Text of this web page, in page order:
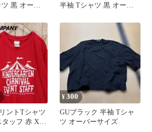
黒 オーバ
半袖 Tシャツ 黒 オーバ
ントTシャツ
ッフ 赤 XL
¥300
GUブラック 半袖 Tシャ
ツ オーバーサイズ